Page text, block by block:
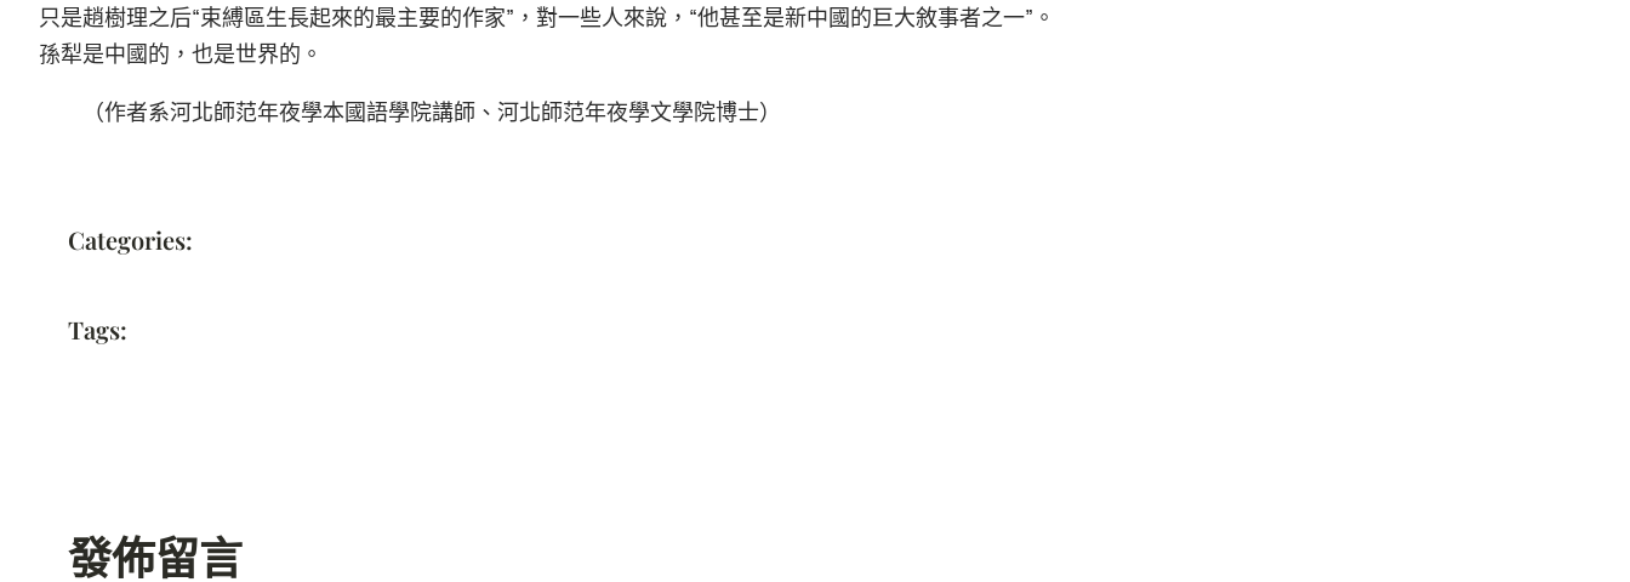
只是趙樹理之后“束縛區生長起來的最主要的作家”，對一些人來說，“他甚至是新中國的巨大敘事者之一”。
孫犁是中國的，也是世界的。
（作者系河北師范年夜學本國語學院講師、河北師范年夜學文學院博士）
Categories:
Tags:
發佈留言